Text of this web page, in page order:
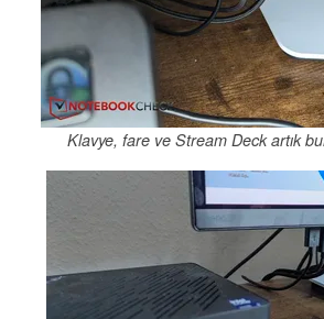
Klavye, fare ve Stream Deck artık